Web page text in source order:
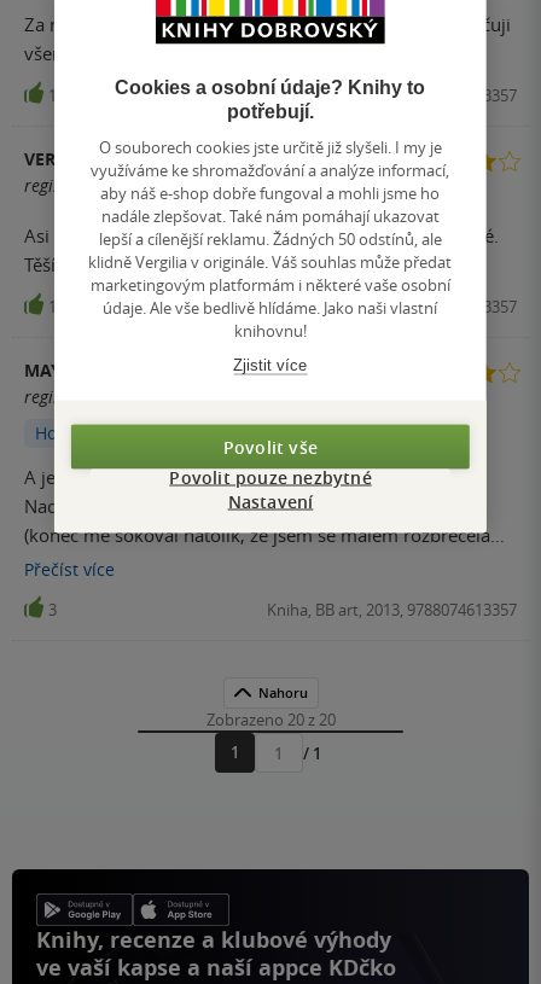
Za mě, kniha byla super, moc se mi líbila. Vřele doporučuji
všem.
12 Kniha, BB art, 2013, 9788074613357
VERONIKA
registrovaný uživatel
Asi nejlepší díl z celé série. Napínavé a neuvěřitelně čtivé.
Těším se na další.
10 Kniha, BB art, 2013, 9788074613357
MAYA_KOTORI
registrovaný uživatel
Hodnoceno z aplikace
A je tu další pokračování, které mě taktéž nezklamalo.
Naopak mě mile překvapilo a nic z toho jsem nečekala
(konec mě šokoval natolik, že jsem se málem rozbrečela
haha). Každopádně už čtu poslední díl tak mě zajímá jak to
s naší hlavní hrdinkou dopadne
Přečíst více
3 Kniha, BB art, 2013, 9788074613357
Nahoru
Zobrazeno 20 z 20
1
Přejít
/ 1
Knihy, recenze a klubové výhody
ve vaší kapse a naší appce KDčko
Cookies a osobní údaje? Knihy to
potřebují.
O souborech cookies jste určitě již slyšeli. I my je
využíváme ke shromažďování a analýze informací,
aby náš e-shop dobře fungoval a mohli jsme ho
nadále zlepšovat. Také nám pomáhají ukazovat
lepší a cílenější reklamu. Žádných 50 odstínů, ale
klidně Vergilia v originále. Váš souhlas může předat
marketingovým platformám i některé vaše osobní
údaje. Ale vše bedlivě hlídáme. Jako naši vlastní
knihovnu!
Zjistit více
Povolit vše
Povolit pouze nezbytné
Nastavení